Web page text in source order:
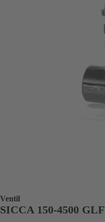
Ventil
SICCA 150-4500 GLF